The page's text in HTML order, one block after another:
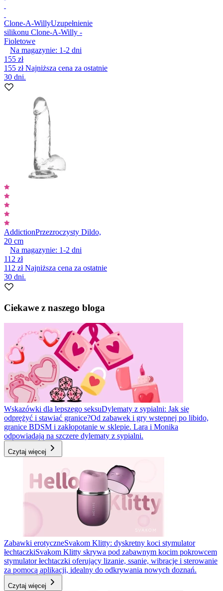
Clone-A-WillyUzupełnienie
silikonu Clone-A-Willy -
Fioletowe
Na magazynie: 1-2 dni
155 zł
155 złNajniższa cena za ostatnie
30 dni.
AddictionPrzezroczysty Dildo,
20 cm
Na magazynie: 1-2 dni
112 zł
112 złNajniższa cena za ostatnie
30 dni.
Ciekawe z naszego bloga
Wskazówki dla lepszego seksuDylematy z sypialni: Jak się
odprężyć i stawiać granice?Od zabawek i gry wstępnej po libido,
granice BDSM i zakłopotanie w sklepie. Lara i Monika
odpowiadają na szczere dylematy z sypialni.
Czytaj więcej
Zabawki erotyczneSvakom Klitty: dyskretny koci stymulator
łechtaczkiSvakom Klitty skrywa pod zabawnym kocim pokrowcem
stymulator łechtaczki oferujący lizanie, ssanie, wibracje i sterowanie
za pomocą aplikacji, idealny do odkrywania nowych doznań.
Czytaj więcej